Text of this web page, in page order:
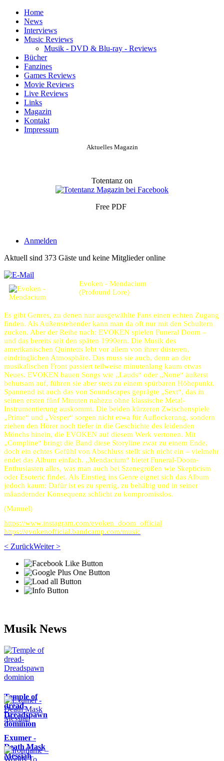
Home
News
Interviews
Music Reviews
Musik - DVD & Blu-ray - Reviews
Bücher
Fanzines
Games Reviews
Movie Reviews
Live Reviews
Links
Magazin
Kontakt
Impressum
Aktuelles Magazin
Totentanz on
Free PDF
Anmelden
Aktuell sind 373 Gäste und keine Mitglieder online
Evoken - Mendacium
(Profound Lore)
Es gibt Genres, zu denen nur ausgewählte Fans einen echten Zugang
finden. Als Außenstehender kann man da oft nur mit den Schultern
zucken. Aber der Reihe nach: EVOKEN spielen Funeral Doom –
und das bereits seit den späten 1990ern. Die Musik des
amerikanischen Quintetts lebt vor allem von ihrer düsteren,
eindringlichen Atmosphäre. Das muss sie auch, denn an der
musikalischen Front passiert teilweise minutenlang kaum etwas
Neues. EVOKEN bauen Songs wie „Lauds“ oder „None“ äußerst
behutsam auf, führen sie aber stets zu einem spürbaren Höhepunkt.
Spannend ist auch das von Soundscapes geprägte „Sext“, das in
seinen ersten fünf Minuten nahezu ohne klassische Metal-
Instrumentierung auskommt. Die beiden kürzeren Zwischenspiele
„Prime“ und „Vesper“ sorgen nicht etwa für Auflockerung, sondern
ziehen den Hörer noch tiefer in die Geschichte des leidenden
Mönchs hinein, die EVOKEN auf diesem Werk vertonen. Mit
„Compline“ bringt die Band diese Storyline zwar zu einem Ende,
doch ein echtes Gefühl von Abschluss stellt sich nicht ein – vielmehr
endet das Album einfach. „Mendacium“ bietet Funeral-Doom-
Enthusiasten alles, was man auch bei Szenegrößen wie Skepticism
oder Esoteric findet. Als Einstieg ins Genre eignet sich das Album
jedoch kaum: Dafür ist es zu sperrig, zu behäbig und in seiner
mäandernder Konsequenz schlicht zu kompromisslos.
(Manuel)
https://www.instagram.com/evoken_doom_official
https://evokenofficial.bandcamp.com/music
< ZurückWeiter >
Musik News
Temple of
dread-
Dreadspawn
dominion
Exumer -
Death Mask
Messiah